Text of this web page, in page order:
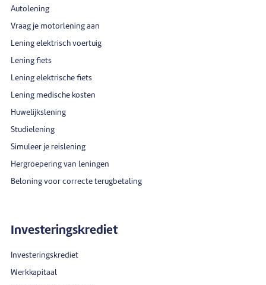
Autolening
Vraag je motorlening aan
Lening elektrisch voertuig
Lening fiets
Lening elektrische fiets
Lening medische kosten
Huwelijkslening
Studielening
Simuleer je reislening
Hergroepering van leningen
Beloning voor correcte terugbetaling
Investeringskrediet
Investeringskrediet
Werkkapitaal